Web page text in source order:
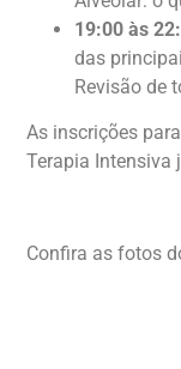
19:00 às
das
Revisão de
As inscrições
Terapia Intensiva
Confira as fotos